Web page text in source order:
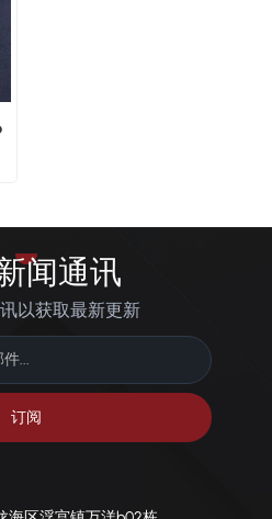
闻通讯
以获取最新更新